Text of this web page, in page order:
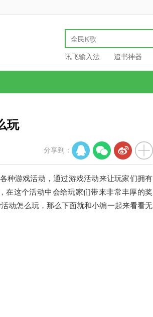
讯飞输入法 追书神器
玩
种游戏活动，通过游戏活动来让玩家们拥有
在这个活动中会给玩家们带来非常丰厚的奖
动怎么玩，那么下面就和小编一起来看看无
分享到：